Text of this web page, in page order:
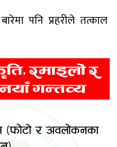
पनि प्रहरीले तत्काल